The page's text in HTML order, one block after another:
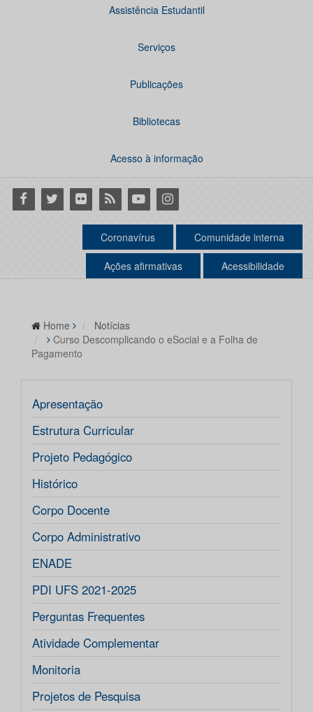
Assistência Estudantil
Serviços
Publicações
Bibliotecas
Acesso à informação
Facebook
Twitter Flickr RSS YoutubeInstagram
Coronavírus Comunidade interna
Ações afirmativas Acessibilidade
Home
Notícias
Curso Descomplicando o eSocial e a Folha de
Pagamento
Apresentação
Estrutura Curricular
Projeto Pedagógico
Histórico
Corpo Docente
Corpo Administrativo
ENADE
PDI UFS 2021-2025
Perguntas Frequentes
Atividade Complementar
Monitoria
Projetos de Pesquisa